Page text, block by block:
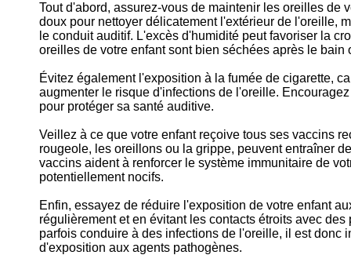
Tout d'abord, assurez-vous de maintenir les oreilles de
doux pour nettoyer délicatement l'extérieur de l'oreille,
le conduit auditif. L'excès d'humidité peut favoriser la
oreilles de votre enfant sont bien séchées après le bain
Évitez également l'exposition à la fumée de cigarette,
augmenter le risque d'infections de l'oreille.
pour protéger sa santé auditive.
Veillez à ce que votre enfant reçoive tous ses vaccins
rougeole, les oreillons ou la grippe, peuvent entraîner
vaccins aident à renforcer le système immunitaire de
potentiellement nocifs.
Enfin, essayez de réduire l'exposition de votre enfant
régulièrement et en évitant les contacts étroits avec
parfois conduire à des infections de l'oreille, il est donc
d'exposition aux agents pathogènes.